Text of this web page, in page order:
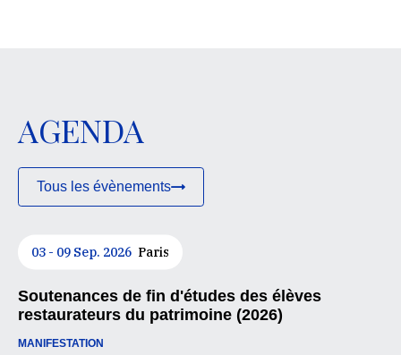
AGENDA
Tous les évènements
03 - 09 Sep. 2026 Paris
Soutenances de fin d'études des élèves
restaurateurs du patrimoine (2026)
MANIFESTATION